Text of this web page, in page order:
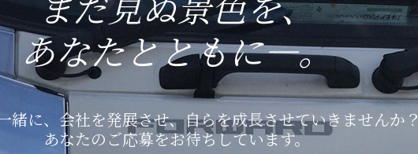
あなたとともに―。
緒に、会社を発展させ、自らを成長させていきませんか？
あなたのご応募をお待ちしています。